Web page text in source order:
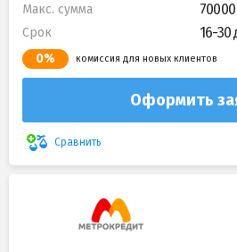
Макс. сумма 70000
Срок 16-30
0% комиссия для новых клиентов
Оформить
Сравнить